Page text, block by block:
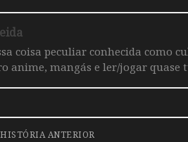
coisa peculiar conhecida como
anime, mangás e ler/jogar quase
HISTÓRIA ANTERIOR